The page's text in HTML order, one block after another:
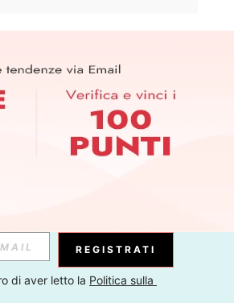
TENDENZE IN ANTEPRIMA! (È
Abbonati
REGISTRATI
di aver letto la Politica sulla